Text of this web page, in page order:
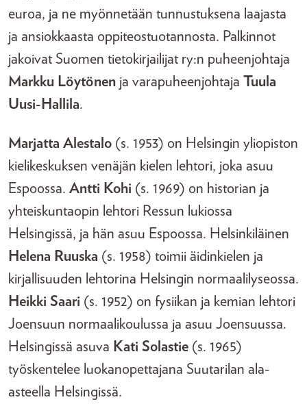
euroa, ja ne myönnetään tunnustuksena laajasta
ja ansiokkaasta oppiteostuotannosta. Palkinnot
jakoivat Suomen tietokirjailijat ry:n puheenjohtaja
Markku Löytönen ja varapuheenjohtaja Tuula
Uusi-Hallila.
Marjatta Alestalo (s. 1953) on Helsingin yliopiston
kielikeskuksen venäjän kielen lehtori, joka asuu
Espoossa. Antti Kohi (s. 1969) on historian ja
yhteiskuntaopin lehtori Ressun lukiossa
Helsingissä, ja hän asuu Espoossa. Helsinkiläinen
Helena Ruuska (s. 1958) toimii äidinkielen ja
kirjallisuuden lehtorina Helsingin normaalilyseossa.
Heikki Saari (s. 1952) on fysiikan ja kemian lehtori
Joensuun normaalikoulussa ja asuu Joensuussa.
Helsingissä asuva Kati Solastie (s. 1965)
työskentelee luokanopettajana Suutarilan ala-
asteella Helsingissä.